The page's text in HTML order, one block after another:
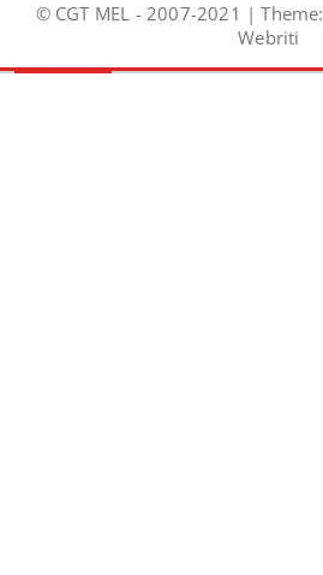
© CGT MEL - 2007-2021 | Theme:
Webriti